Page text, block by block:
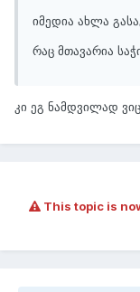
იმედია ახლა
რაც მთავარია
კი ეგ ნამდვილად
This topic is